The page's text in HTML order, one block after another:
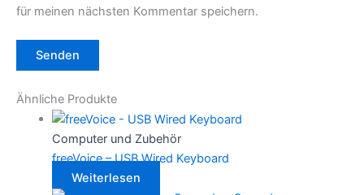
für meinen nächsten Kommentar speichern.
Ähnliche Produkte
Computer und Zubehör
freeVoice – USB Wired Keyboard
Weiterlesen